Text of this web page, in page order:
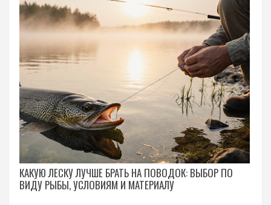
КАКУЮ ЛЕСКУ ЛУЧШЕ БРАТЬ НА ПОВОДОК: ВЫБОР ПО
ВИДУ РЫБЫ, УСЛОВИЯМ И МАТЕРИАЛУ